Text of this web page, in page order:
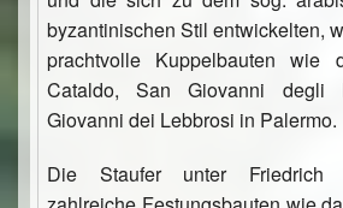
byzantinischen Stil entwickelten,
prachtvolle Kuppelbauten wie
Cataldo, San Giovanni degli
Giovanni dei Lebbrosi in Palermo.
Die Staufer unter Friedrich